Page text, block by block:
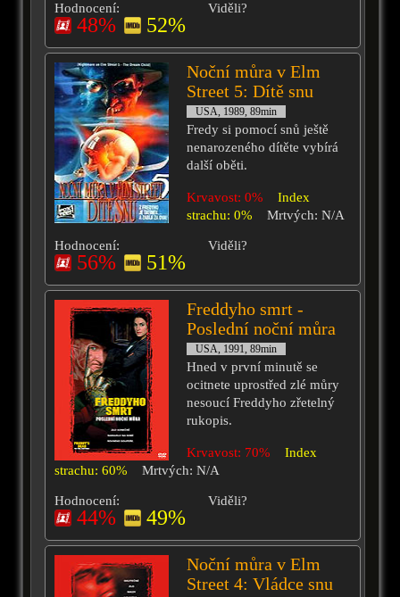
Hodnocení:
48% 52%
Viděli?
Noční můra v Elm
Street 5: Dítě snu
USA, 1989, 89min
Fredy si pomocí snů ještě
nenarozeného dítěte vybírá
další oběti.
Krvavost: 0%
Index
strachu: 0%
Mrtvých: N/A
Hodnocení:
56% 51%
Viděli?
Freddyho smrt -
Poslední noční můra
USA, 1991, 89min
Hned v první minutě se
ocitnete uprostřed zlé můry
nesoucí Freddyho zřetelný
rukopis.
Krvavost: 70%
Index
strachu: 60%
Mrtvých: N/A
Hodnocení:
44% 49%
Viděli?
Noční můra v Elm
Street 4: Vládce snu